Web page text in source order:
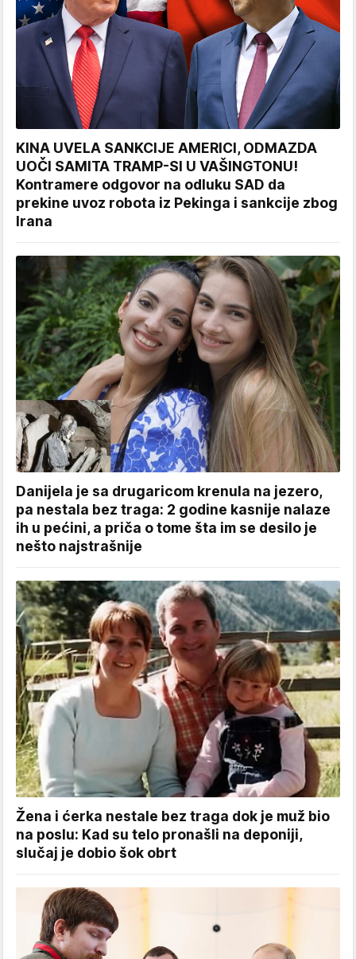
KINA UVELA SANKCIJE AMERICI, ODMAZDA
UOČI SAMITA TRAMP-SI U VAŠINGTONU!
Kontramere odgovor na odluku SAD da
prekine uvoz robota iz Pekinga i sankcije zbog
Irana
Danijela je sa drugaricom krenula na jezero,
pa nestala bez traga: 2 godine kasnije nalaze
ih u pećini, a priča o tome šta im se desilo je
nešto najstrašnije
Žena i ćerka nestale bez traga dok je muž bio
na poslu: Kad su telo pronašli na deponiji,
slučaj je dobio šok obrt